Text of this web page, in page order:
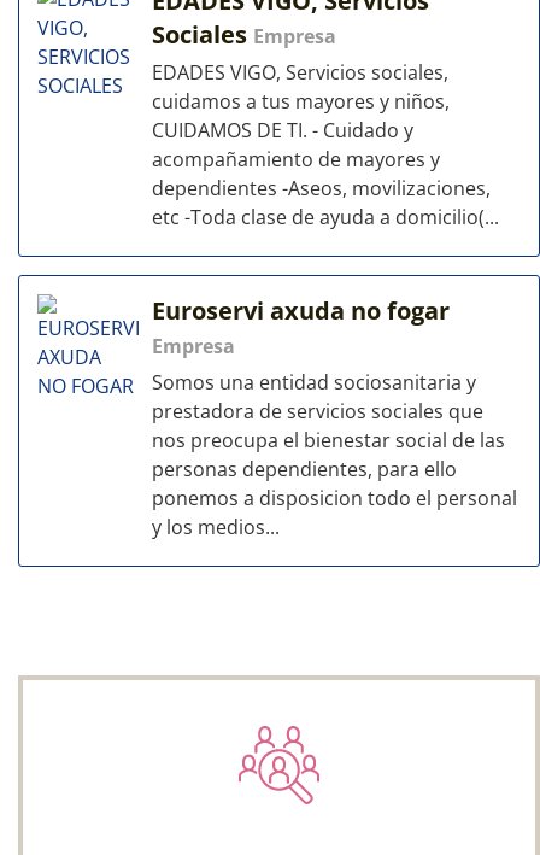
Sociales Empresa
EDADES VIGO, Servicios sociales,
cuidamos a tus mayores y niños,
CUIDAMOS DE TI. - Cuidado y
acompañamiento de mayores y
dependientes -Aseos, movilizaciones,
etc -Toda clase de ayuda a domicilio(...
Euroservi axuda no fogar
Empresa
Somos una entidad sociosanitaria y
prestadora de servicios sociales que
nos preocupa el bienestar social de las
personas dependientes, para ello
ponemos a disposicion todo el personal
y los medios...